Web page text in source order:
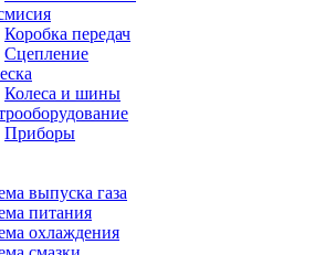
Коробка передач
Сцепление
Колеса и шины
Приборы
выпуска газа
питания
охлаждения